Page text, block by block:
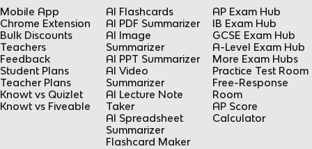
Mobile App
Chrome Extension
Bulk Discounts
Teachers
Feedback
Student Plans
Teacher Plans
Knowt vs Quizlet
Knowt vs Fiveable
AI Flashcards
AI PDF Summarizer
AI Image
Summarizer
AI PPT Summarizer
AI Video
Summarizer
AI Lecture Note
Taker
AI Spreadsheet
Summarizer
Flashcard Maker
AP Exam Hub
IB Exam Hub
GCSE Exam Hub
A-Level Exam Hub
More Exam Hubs
Practice Test Room
Free-Response
Room
AP Score
Calculator